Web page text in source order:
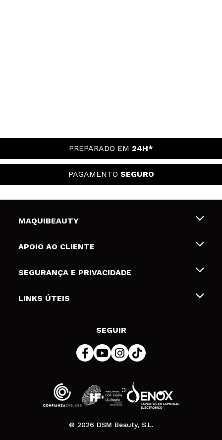
PREPARADO EM 24H*
PAGAMENTO SEGURO
MAQUIBEAUTY
Sobre nós
Gift Cards
APOIO AO CLIENTE
Envios e Devoluções
Formas de pagamento
SEGURANÇA E PRIVACIDADE
Termos e Privacidade
LINKS ÚTEIS
SEGUIR
© 2026 DSM Beauty, S.L.